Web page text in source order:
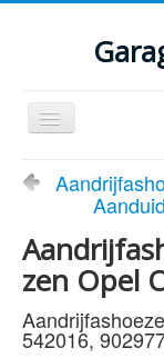
Schakelen
navigatie
Welkom
Diensten
Parts
Occasions
zen Opel
542016,